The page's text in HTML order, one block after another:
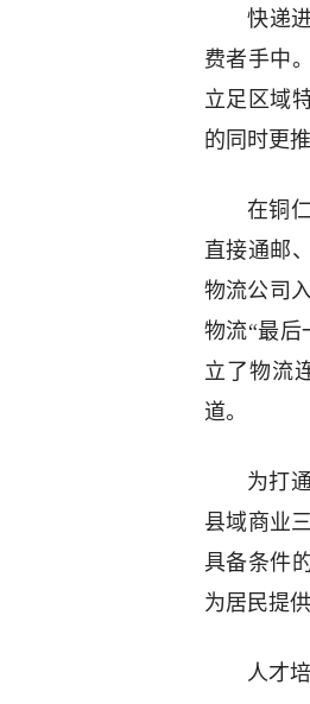
快递
费者手中
立足区域
的同时更
在铜
直接通邮
物流公司
物流“最后
立了物流
道。
为打
县域商业
具备条件
为居民提
人才